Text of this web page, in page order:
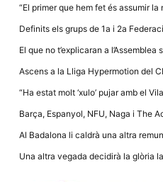
“El primer que hem fet és assumir la
Definits els grups de 1a i 2a
El que no t’explicaran a l’Assemblea
Ascens a la Lliga Hypermotion del
“Ha estat molt ‘xulo’ pujar amb el
Barça, Espanyol, NFU, Naga i The
Al Badalona li caldrà una altra
Una altra vegada decidirà la glòria